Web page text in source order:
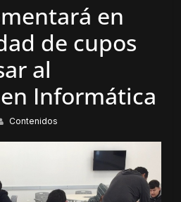
en
de cupos
al
Informática
Contenidos